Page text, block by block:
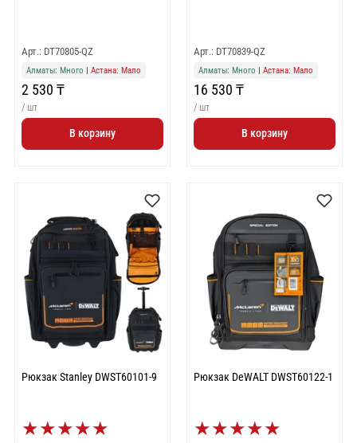
Арт.: DT70805-QZ
Алматы: Много | Астана: Мало
2 530 ₸
/ шт
В корзину
Арт.: DT70839-QZ
Алматы: Много | Астана: Мало
16 530 ₸
/ шт
В корзину
Рюкзак Stanley DWST60101-9
★★★★★
Рюкзак DeWALT DWST60122-1
★★★★★